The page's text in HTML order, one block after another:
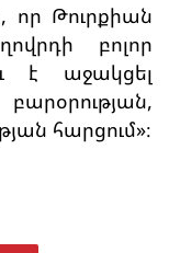
որ Թուրքիան
բոլոր
է աջակցել
հարցում»։